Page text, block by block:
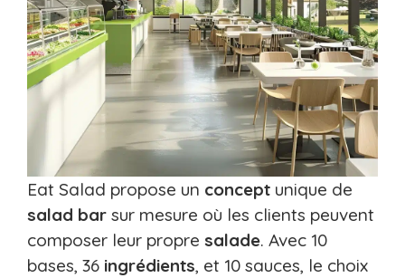
Eat Salad propose un concept unique de
salad bar sur mesure où les clients peuvent
composer leur propre salade. Avec 10
bases, 36 ingrédients, et 10 sauces, le choix